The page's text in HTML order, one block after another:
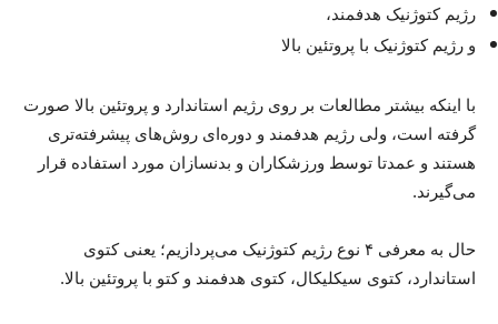
رژیم کتوژنیک هدفمند،
و رژیم کتوژنیک با پروتئین بالا
با اینکه بیشتر مطالعات بر روی رژیم استاندارد و پروتئین بالا صورت
گرفته‌ است، ولی رژیم هدفمند و دوره‌ای روش‌های پیشرفته‌تری
هستند و عمدتا توسط ورزشکاران و بدنسازان مورد استفاده قرار
می‌گیرند.
حال به معرفی ۴ نوع رژیم کتوژنیک می‌پردازیم؛ یعنی کتوی
استاندارد، کتوی سیکلیکال، کتوی هدفمند و کتو با پروتئین بالا.